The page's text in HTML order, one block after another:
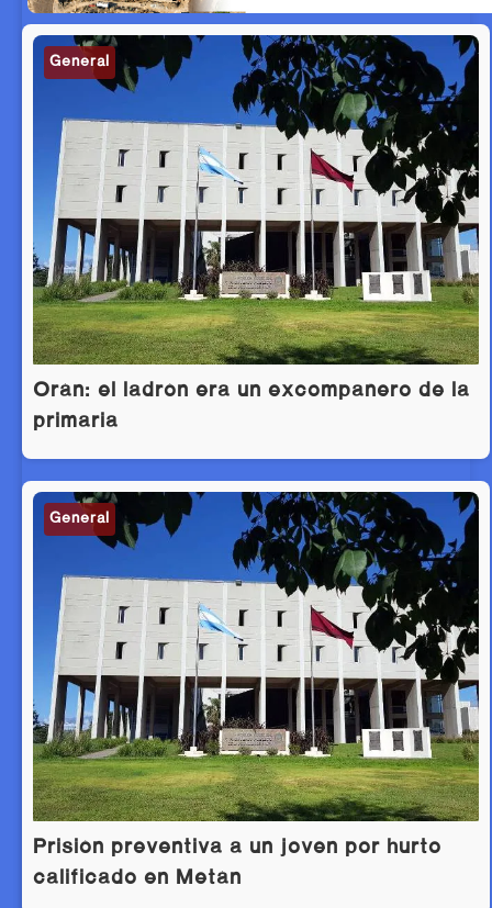
General
Orán: el ladrón era un excompañero de la
primaria
General
Prisión preventiva a un joven por hurto
calificado en Metán